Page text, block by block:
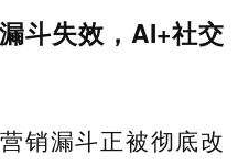
斗失效，AI+社交
销漏斗正被彻底改